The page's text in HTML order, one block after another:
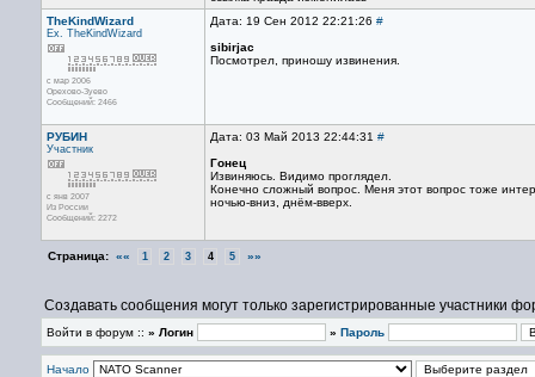
TheKindWizard
Ex. TheKindWizard
с мар 2006
Орехово-Зуево
Сообщений: 2466
Дата: 19 Сен 2012 22:21:26 #
sibirjac
Посмотрел, приношу извинения.
РУБИН
Участник
с янв 2007
Из России
Сообщений: 2272
Дата: 03 Май 2013 22:44:31 #
Гонец
Извиняюсь. Видимо проглядел.
Конечно сложный вопрос. Меня этот вопрос тоже
ночью-вниз, днём-вверх.
Страница: «« 1 2 3 4 5 »»
Создавать сообщения могут только зарегистрированные участники
Войти в форум :: » Логин » Пароль
Начало